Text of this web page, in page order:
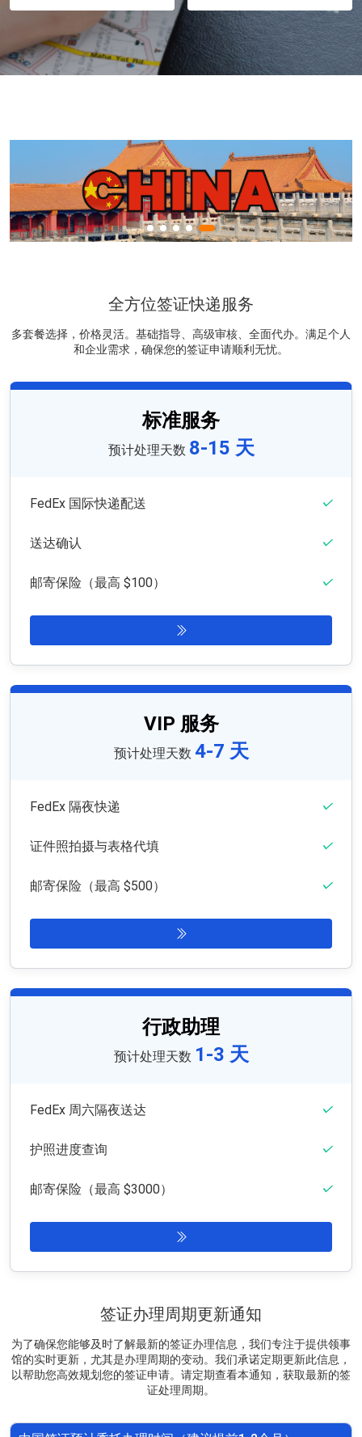
全方位签证快递服务
多套餐选择，价格灵活。基础指导、高级审核、全面代办。满足个人
和企业需求，确保您的签证申请顺利无忧。
标准服务
预计处理天数 8-15 天
FedEx 国际快递配送
送达确认
邮寄保险（最高 $100）
VIP 服务
预计处理天数 4-7 天
FedEx 隔夜快递
证件照拍摄与表格代填
邮寄保险（最高 $500）
行政助理
预计处理天数 1-3 天
FedEx 周六隔夜送达
护照进度查询
邮寄保险（最高 $3000）
签证办理周期更新通知
为了确保您能够及时了解最新的签证办理信息，我们专注于提供领事
馆的实时更新，尤其是办理周期的变动。我们承诺定期更新此信息，
以帮助您高效规划您的签证申请。请定期查看本通知，获取最新的签
证处理周期。